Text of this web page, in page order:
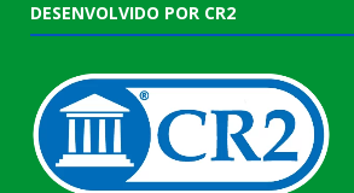
DESENVOLVIDO POR CR2